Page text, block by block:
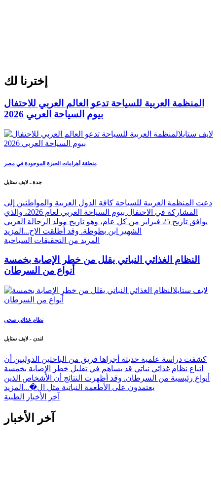
إخترنا لك
المنظمة العربية للسياحة تدعو العالم العربي للاحتفال
بيوم السياحة العربي 2026
منطقة أهرامات الجيزة الموجودة في مصر
جدة ـ لايف ستايل
دعت المنظمة العربية للسياحة كافة الدول العربية والمواطنين إلى
المشاركة في الاحتفال بيوم السياحة العربي لعام 2026، والذي
يوافق تاريخ 25 فبراير من كل عام، وهو تاريخ مولد الرحالة العربي
الشهير ابن بطوطة. وقد أُطلقت الاح... المزيد
المزيد من التحقيقات السياحية
النظام الغذائي النباتي يقلل من خطر الإصابة بخمسة
أنواع من السرطان
نظام غذائي صحي
لندن - لايف ستايل
كشفت دراسة علمية حديثة أجراها فريق من الباحثين الدوليين أن
اتباع نظام غذائي نباتي قد يساهم في تقليل خطر الإصابة بخمسة
أنواع رئيسية من السرطان. وقد أظهرت النتائج أن الأشخاص الذين
يعتمدون على الأطعمة النباتية مثل ال�... المزيد
آخر الأخبار الطبية
آخر الأخبار